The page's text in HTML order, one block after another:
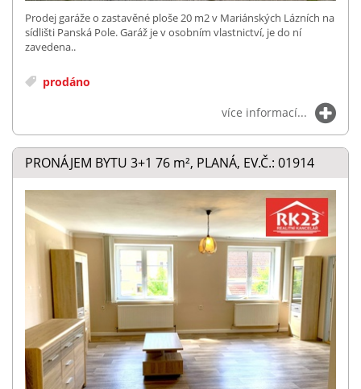
Prodej garáže o zastavěné ploše 20 m2 v Mariánských Lázních na
sídlišti Panská Pole. Garáž je v osobním vlastnictví, je do ní
zavedena..
prodáno
více informací...
PRONÁJEM BYTU 3+1 76 m², PLANÁ, EV.Č.: 01914